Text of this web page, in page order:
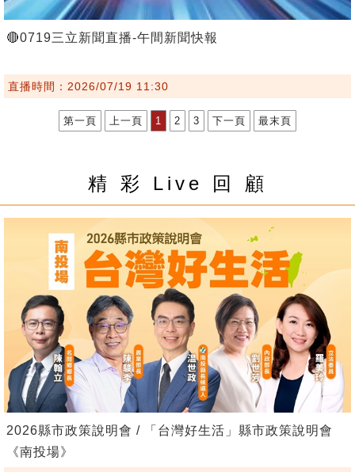
🔴0719三立新聞直播-午間新聞快報
直播時間：2026/07/19 11:30
第一頁 上一頁 1 2 3 下一頁 最末頁
精 彩 Live 回 顧
2026縣市政策說明會 / 「台灣好生活」縣市政策說明會
《南投場》